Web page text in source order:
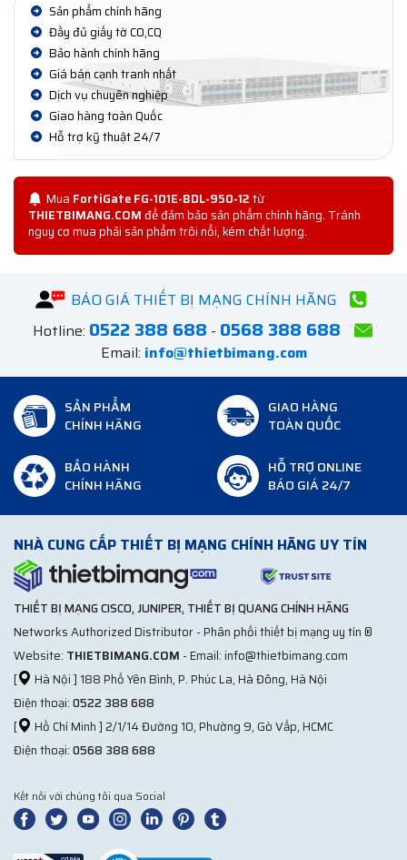
Sản phẩm chính hãng
Đầy đủ giấy tờ CO,CQ
Bảo hành chính hãng
Giá bán cạnh tranh nhất
Dịch vụ chuyên nghiệp
Giao hàng toàn Quốc
Hỗ trợ kỹ thuật 24/7
Mua FortiGate FG-101E-BDL-950-12từ
THIETBIMANG.COMđể đảm bảo sản phẩm chính hãng. Tránh
nguy cơ mua phải sản phẩm trôi nổi, kém chất lượng.
BÁO GIÁ THIẾT BỊ MẠNG CHÍNH HÃNG
Hotline: 0522 388 688 - 0568 388 688
Email: info@thietbimang.com
SẢN PHẨM
CHÍNH HÃNG
GIAO HÀNG
TOÀN QUỐC
BẢO HÀNH
CHÍNH HÃNG
HỖ TRỢ ONLINE
BÁO GIÁ 24/7
NHÀ CUNG CẤP THIẾT BỊ MẠNG CHÍNH HÃNG UY TÍN
THIẾT BỊ MẠNG CISCO, JUNIPER, THIẾT BỊ QUANG CHÍNH HÃNG
Networks Authorized Distributor - Phân phối thiết bị mạng uy tín ®
Website: THIETBIMANG.COM - Email: info@thietbimang.com
[
Hà Nội ] 188 Phố Yên Bình, P. Phúc La, Hà Đông, Hà Nội
Điện thoại:0522 388 688
[
Hồ Chí Minh ] 2/1/14 Đường 10, Phường 9, Gò Vấp, HCMC
Điện thoại:0568 388 688
Kết nối với chúng tôi qua Social